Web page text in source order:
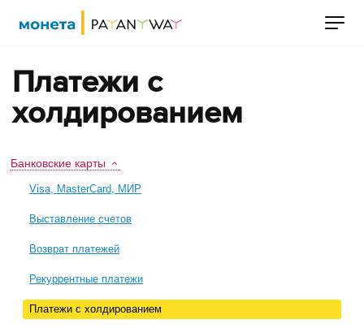
Платежи с
холдированием
Банковские карты
Visa, MasterCard, МИР
Выставление счетов
Возврат платежей
Рекуррентные платежи
Платежи с холдированием